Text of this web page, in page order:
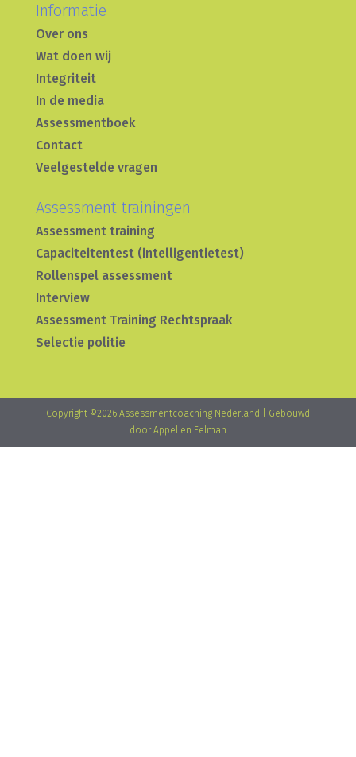
Informatie
Over ons
Wat doen wij
Integriteit
In de media
Assessmentboek
Contact
Veelgestelde vragen
Assessment trainingen
Assessment training
Capaciteitentest (intelligentietest)
Rollenspel assessment
Interview
Assessment Training Rechtspraak
Selectie politie
Copyright ©2026 Assessmentcoaching Nederland | Gebouwd
door Appel en Eelman